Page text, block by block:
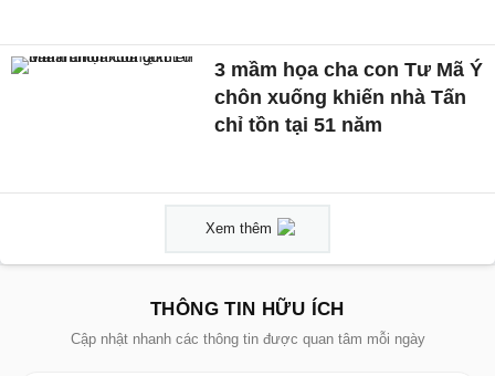
3 mầm họa cha con Tư Mã Ý
chôn xuống khiến nhà Tấn
chỉ tồn tại 51 năm
Xem thêm
THÔNG TIN HỮU ÍCH
Cập nhật nhanh các thông tin được quan tâm mỗi ngày